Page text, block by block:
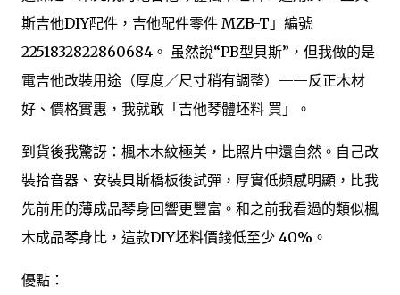
斯吉他DIY配件，吉他配件零件 MZB-T」編號
2251832822860684。 虽然說“PB型貝斯”，但我做的是
電吉他改裝用途（厚度／尺寸稍有調整）——反正木材
好、價格實惠，我就敢「吉他琴體坯料 買」。
到貨後我驚訝：楓木木紋極美，比照片中還自然。自己改
裝拾音器、安裝貝斯橋板後試彈，厚實低頻感明顯，比我
先前用的薄成品琴身回響更豐富。和之前我看過的類似楓
木成品琴身比，這款DIY坯料價錢低至少 40%。
優點：